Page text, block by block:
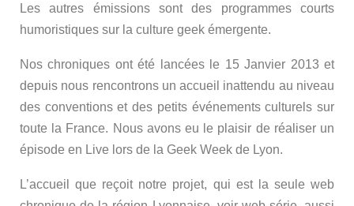
Les autres émissions sont des programmes courts
humoristiques sur la culture geek émergente.
Nos chroniques ont été lancées le 15 Janvier 2013 et
depuis nous rencontrons un accueil inattendu au niveau
des conventions et des petits événements culturels sur
toute la France. Nous avons eu le plaisir de réaliser un
épisode en Live lors de la Geek Week de Lyon.
L’accueil que reçoit notre projet, qui est la seule web